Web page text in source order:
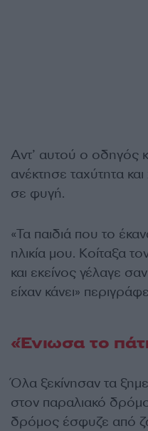
Αντ’ αυτού ο οδηγός
ανέκτησε ταχύτητα
σε φυγή.
«Τα παιδιά που το
ηλικία μου. Κοίταξα
και εκείνος γέλαγε
είχαν κάνει»
«Ένιωσα το
Όλα ξεκίνησαν τα
στον παραλιακό
δρόμος έσφυζε από